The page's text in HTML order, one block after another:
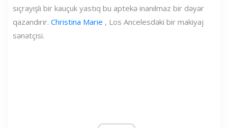
sıçrayışlı bir kauçuk yastıq bu aptekə inanılmaz bir dəyər
qazandırır. Christina Marie , Los Ancelesdəki bir makiyaj
sənətçisi.